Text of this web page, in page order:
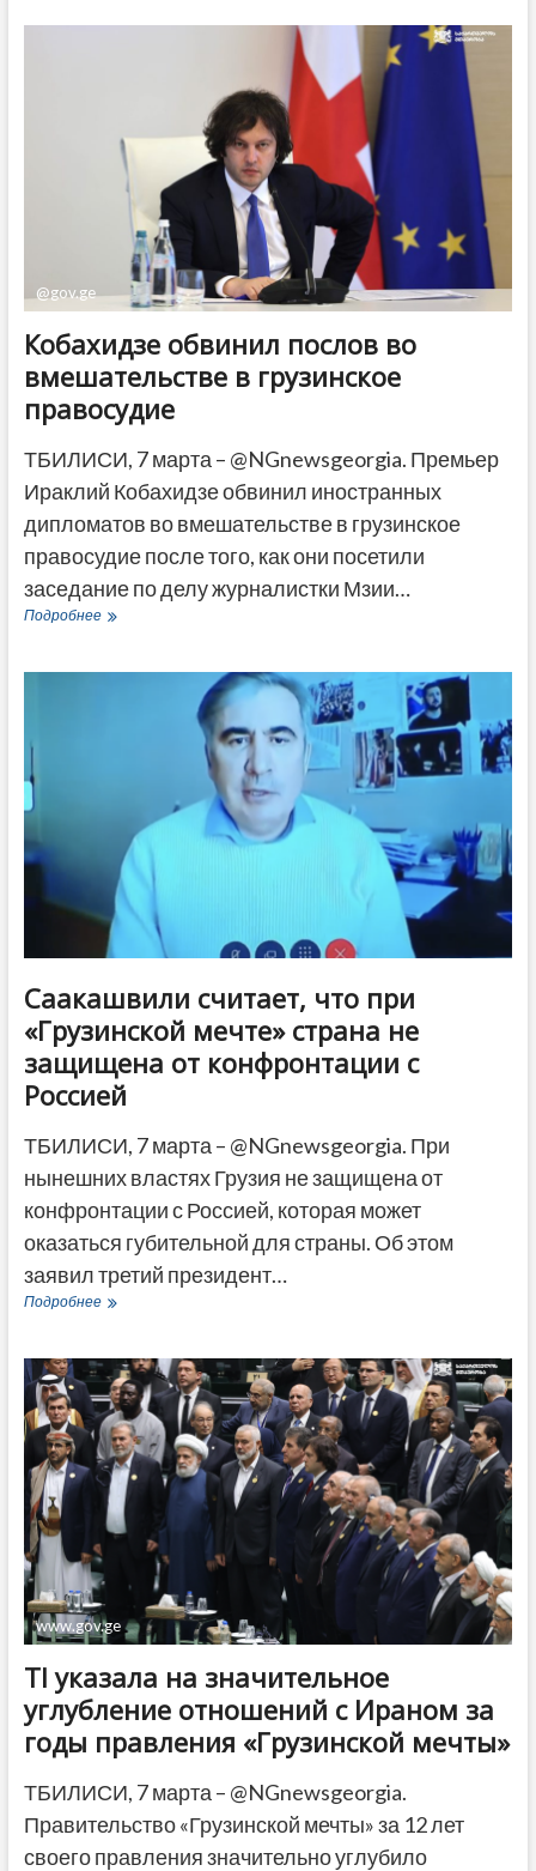
ожидается
дни
@gov.ge
Кобахидзе обвинил послов во
вмешательстве в грузинское
правосудие
ТБИЛИСИ, 7 марта – @NGnewsgeorgia. Премьер
Ираклий Кобахидзе обвинил иностранных
дипломатов во вмешательстве в грузинское
правосудие после того, как они посетили
заседание по делу журналистки Мзии…
ПодробнееКобахидзе
вмешательстве
Саакашвили считает, что при
«Грузинской мечте» страна не
защищена от конфронтации с
Россией
ТБИЛИСИ, 7 марта – @NGnewsgeorgia. При
нынешних властях Грузия не защищена от
конфронтации с Россией, которая может
оказаться губительной для страны. Об этом
заявил третий президент…
ПодробнееСаакашвили
при
«Грузинской
мечте»
страна
не
защищена
от
конфронтации
Россией
www.gov.ge
TI указала на значительное
углубление отношений с Ираном за
годы правления «Грузинской мечты»
ТБИЛИСИ, 7 марта – @NGnewsgeorgia.
Правительство «Грузинской мечты» за 12 лет
своего правления значительно углубило